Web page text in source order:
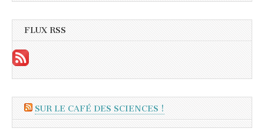
FLUX RSS
SUR LE CAFÉ DES SCIENCES !